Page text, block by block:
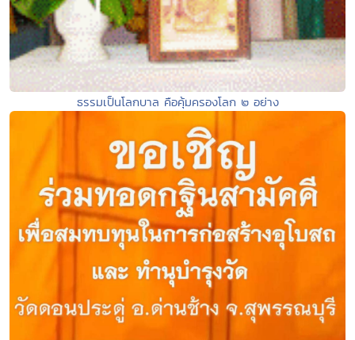
ธรรมเป็นโลกบาล คือคุ้มครองโลก ๒ อย่าง